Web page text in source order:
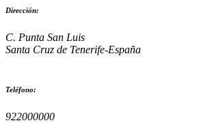
Dirección:
C. Punta San Luis
Santa Cruz de Tenerife-España
Teléfono:
922000000